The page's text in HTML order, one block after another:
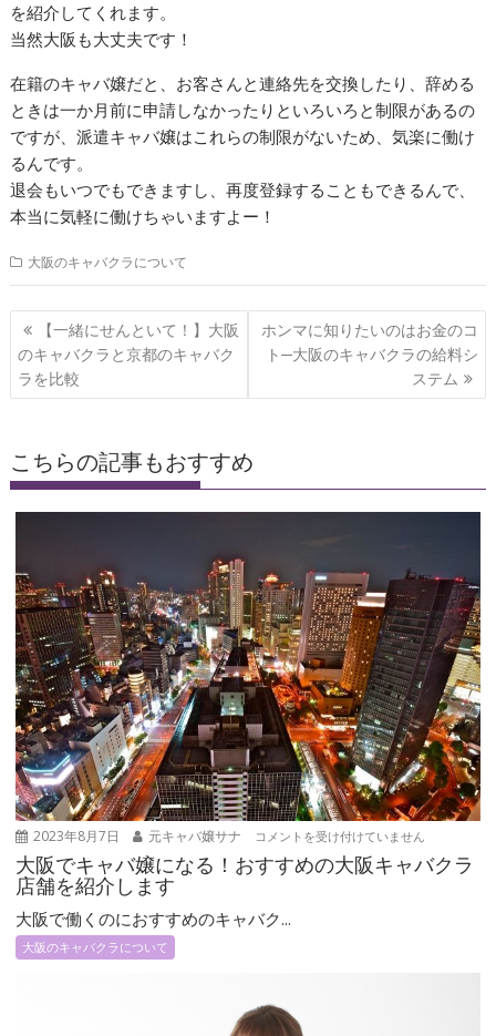
を紹介してくれます。
当然大阪も大丈夫です！
在籍のキャバ嬢だと、お客さんと連絡先を交換したり、辞める
ときは一か月前に申請しなかったりといろいろと制限があるの
ですが、派遣キャバ嬢はこれらの制限がないため、気楽に働け
るんです。
退会もいつでもできますし、再度登録することもできるんで、
本当に気軽に働けちゃいますよー！
大阪のキャバクラについて
投
稿
ナ
ー
シ
【一緒にせんといて！】大阪
のキャバクラと京都のキャバク
ラを比較
ホンマに知りたいのはお金のコ
ト─大阪のキャバクラの給料シ
ステム
こちらの記事もおすすめ
2023年8月7日 元キャバ嬢サナ
大
阪
で
ャ
に
な
コメントを受け付けていません
大阪でキャバ嬢になる！おすすめの大阪キャバクラ
店舗を紹介します
大阪で働くのにおすすめのキャバク...
大阪のキャバクラについて